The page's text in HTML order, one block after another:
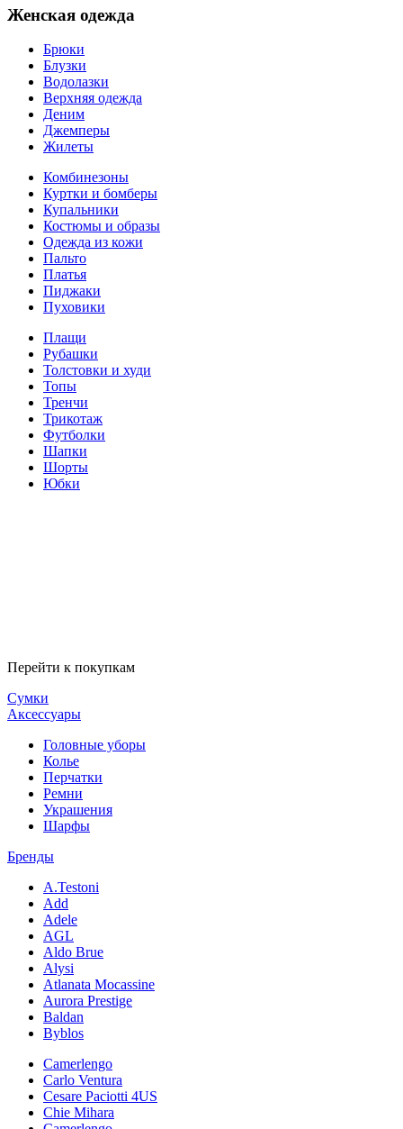
Женская одежда
Брюки
Блузки
Водолазки
Верхняя одежда
Деним
Джемперы
Жилеты
Комбинезоны
Куртки и бомберы
Купальники
Костюмы и образы
Одежда из кожи
Пальто
Платья
Пиджаки
Пуховики
Плащи
Рубашки
Толстовки и худи
Топы
Тренчи
Трикотаж
Футболки
Шапки
Шорты
Юбки
Перейти к покупкам
Сумки
Аксессуары
Головные уборы
Колье
Перчатки
Ремни
Украшения
Шарфы
Бренды
A.Testoni
Add
Adele
AGL
Aldo Brue
Alysi
Atlanata Mocassine
Aurora Prestige
Baldan
Byblos
Camerlengo
Carlo Ventura
Cesare Paciotti 4US
Chie Mihara